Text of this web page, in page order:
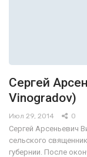
Сергей
Vinogradov)
Июл 29, 2014 0
Сергей Арсеньевич
сельского
губернии. После